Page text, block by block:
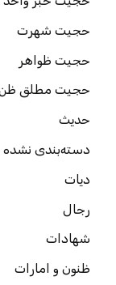
حجیت شهرت
حجیت ظواهر
حجیت مطلق
حدیث
دسته‌بندی نشده
دیات
رجال
شهادات
ظنون و امارات